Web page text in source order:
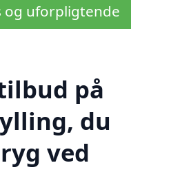
og uforpligtende
på
du
ved